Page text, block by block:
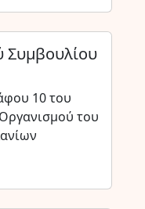
Συμβουλίου
10 του
του